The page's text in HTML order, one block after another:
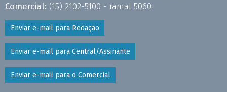
Comercial: (15) 2102-5100 - ramal 5060
Enviar e-mail para Redação
Enviar e-mail para Central/Assinante
Enviar e-mail para o Comercial